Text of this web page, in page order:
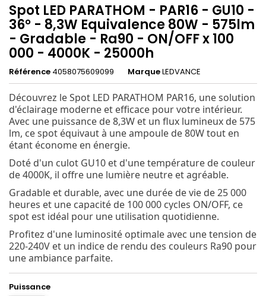
Spot LED PARATHOM - PAR16 - GU10 -
36° - 8,3W Equivalence 80W - 575lm
- Gradable - Ra90 - ON/OFF x 100
000 - 4000K - 25000h
Référence 4058075609099 MarqueLEDVANCE
Découvrez le Spot LED PARATHOM PAR16, une solution
d'éclairage moderne et efficace pour votre intérieur.
Avec une puissance de 8,3W et un flux lumineux de 575
lm, ce spot équivaut à une ampoule de 80W tout en
étant économe en énergie.
Doté d'un culot GU10 et d'une température de couleur
de 4000K, il offre une lumière neutre et agréable.
Gradable et durable, avec une durée de vie de 25 000
heures et une capacité de 100 000 cycles ON/OFF, ce
spot est idéal pour une utilisation quotidienne.
Profitez d'une luminosité optimale avec une tension de
220-240V et un indice de rendu des couleurs Ra90 pour
une ambiance parfaite.
Puissance